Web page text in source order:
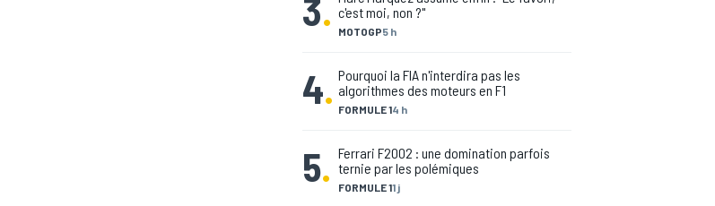
3. MOTOGP5 h
c'est moi, non ?"
4. FORMULE 14 h
Pourquoi la FIA n'interdira pas les
algorithmes des moteurs en F1
5. FORMULE 11 j
Ferrari F2002 : une domination parfois
ternie par les polémiques